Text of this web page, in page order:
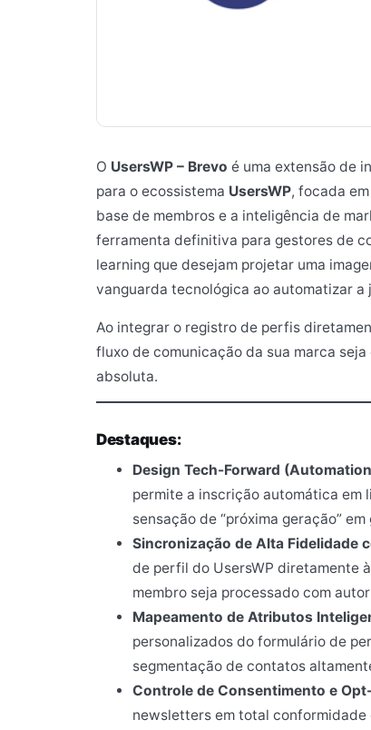
O UsersWP – Brevo é uma extensão de
para o ecossistema UsersWP, focada
base de membros e a inteligência de
ferramenta definitiva para gestores de
learning que desejam projetar uma
vanguarda tecnológica ao automatizar a
Ao integrar o registro de perfis
fluxo de comunicação da sua marca
absoluta.
Destaques:
Design Tech-Forward
permite a inscrição automática em
sensação de “próxima geração”
Sincronização de Alta Fidelidade
de perfil do UsersWP diretamente
membro seja processado com
Mapeamento de Atributos
personalizados do formulário de
segmentação de contatos
Controle de Consentimento e
newsletters em total